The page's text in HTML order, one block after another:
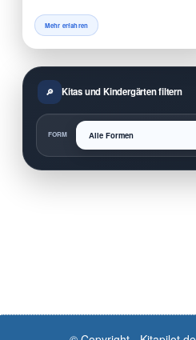
Mehr erfahren
Kitas und Kindergärten filtern
FORM